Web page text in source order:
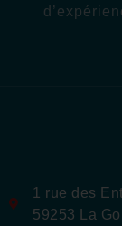
1 rue des
59253 La